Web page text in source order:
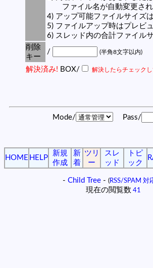
ファイル名が自動変更され
4) アップ可能ファイルサイズ
5) ファイルアップ時はプレビ
6) スレッド内の合計ファイル
削除
キー
/ (半角8文字以内)
解決済み! BOX/ 解決したらチェック
Mode/ Pass/
HOME HELP
新規
作成
新
着
ツリ
ー
スレ
ッド
トピ
ック
- Child Tree- (RSS/SPAM 対
現在の閲覧数 41